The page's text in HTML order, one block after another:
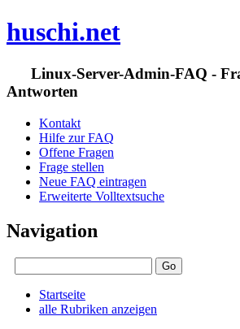
huschi.net
Linux-Server-Admin-FAQ -
Antworten
Kontakt
Hilfe zur FAQ
Offene Fragen
Frage stellen
Neue FAQ eintragen
Erweiterte Volltextsuche
Navigation
Startseite
alle Rubriken anzeigen